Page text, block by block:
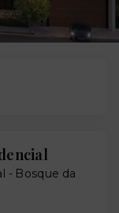
- Bosque da